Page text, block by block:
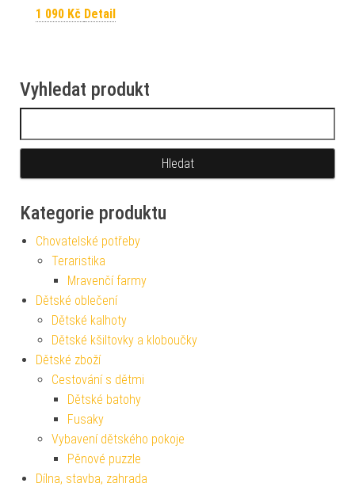
1 090 Kč Detail
Vyhledat produkt
Kategorie produktu
Chovatelské potřeby
Teraristika
Mravenčí farmy
Dětské oblečení
Dětské kalhoty
Dětské kšiltovky a kloboučky
Dětské zboží
Cestování s dětmi
Dětské batohy
Fusaky
Vybavení dětského pokoje
Pěnové puzzle
Dílna, stavba, zahrada